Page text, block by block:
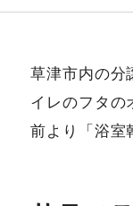
草津市内の分
イレのフタの
前より「浴室